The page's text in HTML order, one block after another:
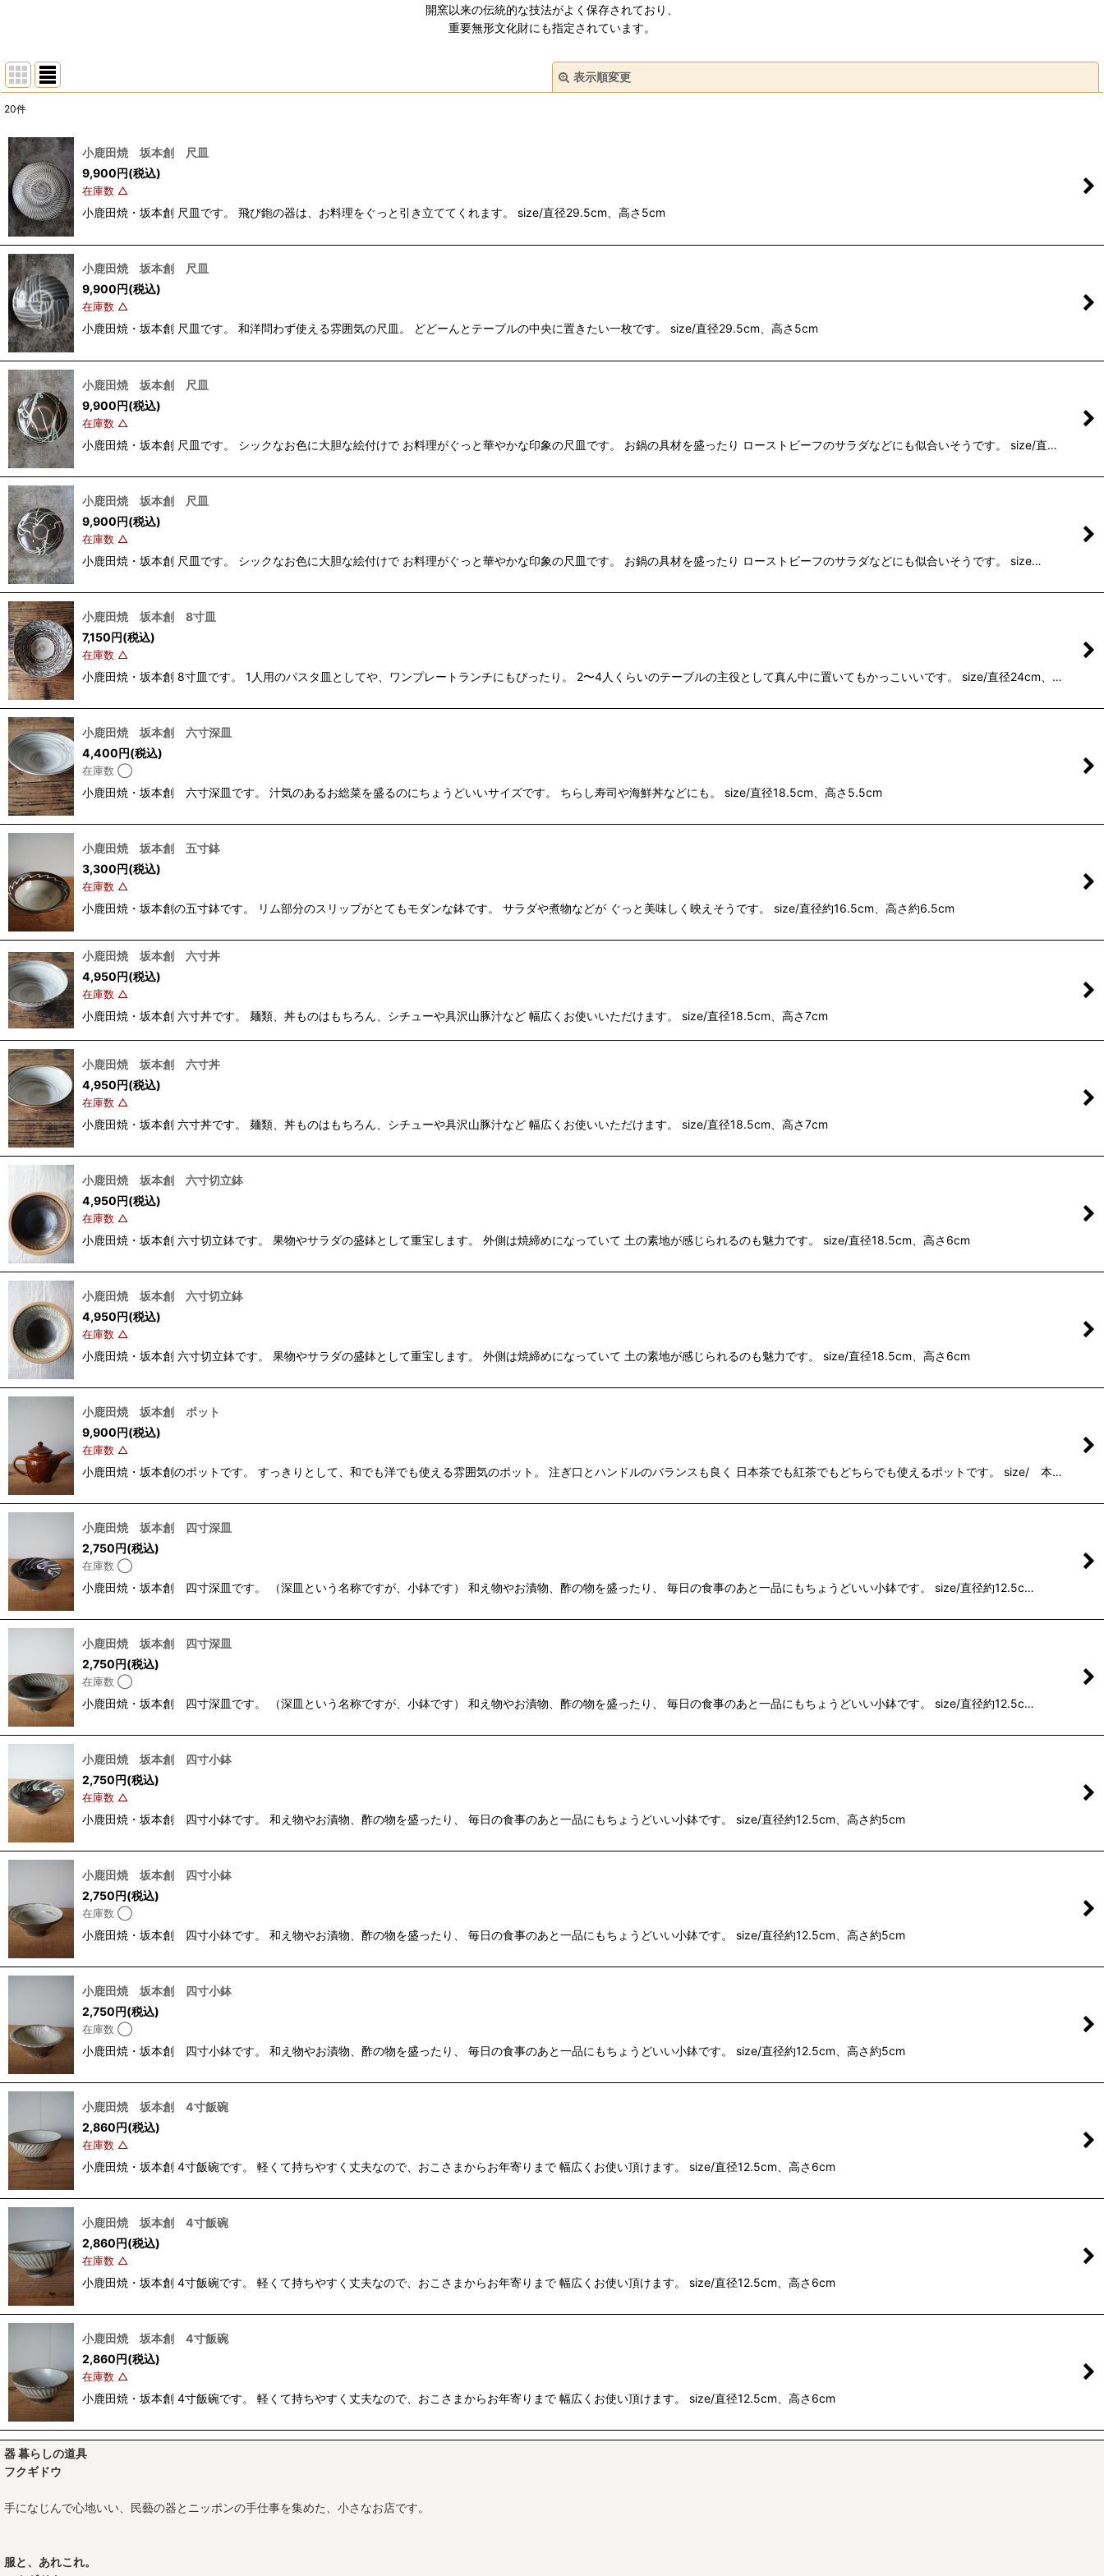
開窯以来の伝統的な技法がよく保存されており、
重要無形文化財にも指定されています。
表示順変更
並び順:
絞り込む
20件
小鹿田焼 坂本創 尺皿
9,900円(税込)
在庫数 △
小鹿田焼・坂本創 尺皿です。 飛び鉋の器は、お料理をぐっと引き立ててくれます。 size/直径29.5cm、高さ5cm
小鹿田焼 坂本創 尺皿
9,900円(税込)
在庫数 △
小鹿田焼・坂本創 尺皿です。 和洋問わず使える雰囲気の尺皿。 どどーんとテーブルの中央に置きたい一枚です。 size/直径29.5cm、高さ5cm
小鹿田焼 坂本創 尺皿
9,900円(税込)
在庫数 △
小鹿田焼・坂本創 尺皿です。 シックなお色に大胆な絵付けで お料理がぐっと華やかな印象の尺皿です。 お鍋の具材を盛ったり ローストビーフのサラダなどにも似合いそうです。 size/直…
小鹿田焼 坂本創 尺皿
9,900円(税込)
在庫数 △
小鹿田焼・坂本創 尺皿です。 シックなお色に大胆な絵付けで お料理がぐっと華やかな印象の尺皿です。 お鍋の具材を盛ったり ローストビーフのサラダなどにも似合いそうです。 size…
小鹿田焼 坂本創 8寸皿
7,150円(税込)
在庫数 △
小鹿田焼・坂本創 8寸皿です。 1人用のパスタ皿としてや、ワンプレートランチにもぴったり。 2〜4人くらいのテーブルの主役として真ん中に置いてもかっこいいです。 size/直径24cm、…
小鹿田焼 坂本創 六寸深皿
4,400円(税込)
在庫数 ◯
小鹿田焼・坂本創 六寸深皿です。 汁気のあるお総菜を盛るのにちょうどいいサイズです。 ちらし寿司や海鮮丼などにも。 size/直径18.5cm、高さ5.5cm
小鹿田焼 坂本創 五寸鉢
3,300円(税込)
在庫数 △
小鹿田焼・坂本創の五寸鉢です。 リム部分のスリップがとてもモダンな鉢です。 サラダや煮物などが ぐっと美味しく映えそうです。 size/直径約16.5cm、高さ約6.5cm
小鹿田焼 坂本創 六寸丼
4,950円(税込)
在庫数 △
小鹿田焼・坂本創 六寸丼です。 麺類、丼ものはもちろん、シチューや具沢山豚汁など 幅広くお使いいただけます。 size/直径18.5cm、高さ7cm
小鹿田焼 坂本創 六寸丼
4,950円(税込)
在庫数 △
小鹿田焼・坂本創 六寸丼です。 麺類、丼ものはもちろん、シチューや具沢山豚汁など 幅広くお使いいただけます。 size/直径18.5cm、高さ7cm
小鹿田焼 坂本創 六寸切立鉢
4,950円(税込)
在庫数 △
小鹿田焼・坂本創 六寸切立鉢です。 果物やサラダの盛鉢として重宝します。 外側は焼締めになっていて 土の素地が感じられるのも魅力です。 size/直径18.5cm、高さ6cm
小鹿田焼 坂本創 六寸切立鉢
4,950円(税込)
在庫数 △
小鹿田焼・坂本創 六寸切立鉢です。 果物やサラダの盛鉢として重宝します。 外側は焼締めになっていて 土の素地が感じられるのも魅力です。 size/直径18.5cm、高さ6cm
小鹿田焼 坂本創 ポット
9,900円(税込)
在庫数 △
小鹿田焼・坂本創のポットです。 すっきりとして、和でも洋でも使える雰囲気のポット。 注ぎ口とハンドルのバランスも良く 日本茶でも紅茶でもどちらでも使えるポットです。 size/ 本…
小鹿田焼 坂本創 四寸深皿
2,750円(税込)
在庫数 ◯
小鹿田焼・坂本創 四寸深皿です。 （深皿という名称ですが、小鉢です） 和え物やお漬物、酢の物を盛ったり、 毎日の食事のあと一品にもちょうどいい小鉢です。 size/直径約12.5c…
小鹿田焼 坂本創 四寸深皿
2,750円(税込)
在庫数 ◯
小鹿田焼・坂本創 四寸深皿です。 （深皿という名称ですが、小鉢です） 和え物やお漬物、酢の物を盛ったり、 毎日の食事のあと一品にもちょうどいい小鉢です。 size/直径約12.5c…
小鹿田焼 坂本創 四寸小鉢
2,750円(税込)
在庫数 △
小鹿田焼・坂本創 四寸小鉢です。 和え物やお漬物、酢の物を盛ったり、 毎日の食事のあと一品にもちょうどいい小鉢です。 size/直径約12.5cm、高さ約5cm
小鹿田焼 坂本創 四寸小鉢
2,750円(税込)
在庫数 ◯
小鹿田焼・坂本創 四寸小鉢です。 和え物やお漬物、酢の物を盛ったり、 毎日の食事のあと一品にもちょうどいい小鉢です。 size/直径約12.5cm、高さ約5cm
小鹿田焼 坂本創 四寸小鉢
2,750円(税込)
在庫数 ◯
小鹿田焼・坂本創 四寸小鉢です。 和え物やお漬物、酢の物を盛ったり、 毎日の食事のあと一品にもちょうどいい小鉢です。 size/直径約12.5cm、高さ約5cm
小鹿田焼 坂本創 4寸飯碗
2,860円(税込)
在庫数 △
小鹿田焼・坂本創 4寸飯碗です。 軽くて持ちやすく丈夫なので、おこさまからお年寄りまで 幅広くお使い頂けます。 size/直径12.5cm、高さ6cm
小鹿田焼 坂本創 4寸飯碗
2,860円(税込)
在庫数 △
小鹿田焼・坂本創 4寸飯碗です。 軽くて持ちやすく丈夫なので、おこさまからお年寄りまで 幅広くお使い頂けます。 size/直径12.5cm、高さ6cm
小鹿田焼 坂本創 4寸飯碗
2,860円(税込)
在庫数 △
小鹿田焼・坂本創 4寸飯碗です。 軽くて持ちやすく丈夫なので、おこさまからお年寄りまで 幅広くお使い頂けます。 size/直径12.5cm、高さ6cm
器 暮らしの道具
フクギドウ
手になじんで心地いい、民藝の器とニッポンの手仕事を集めた、小さなお店です。
服と、あれこれ。